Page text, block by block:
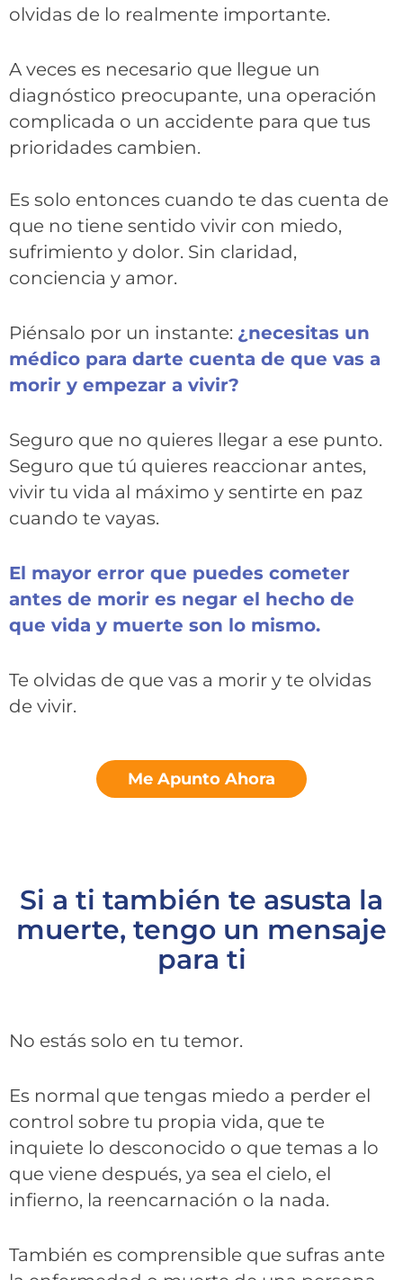
olvidas de lo realmente importante.
A veces es necesario que llegue un
diagnóstico preocupante, una operación
complicada o un accidente para que tus
prioridades cambien.
Es solo entonces cuando te das cuenta de
que no tiene sentido vivir con miedo,
sufrimiento y dolor. Sin claridad,
conciencia y amor.
Piénsalo por un instante: ¿necesitas un
médico para darte cuenta de que vas a
morir y empezar a vivir?
Seguro que no quieres llegar a ese punto.
Seguro que tú quieres reaccionar antes,
vivir tu vida al máximo y sentirte en paz
cuando te vayas.
El mayor error que puedes cometer
antes de morir es negar el hecho de
que vida y muerte son lo mismo.
Te olvidas de que vas a morir y te olvidas
de vivir.
Me Apunto Ahora
Si a ti también te asusta la
muerte, tengo un mensaje
para ti
No estás solo en tu temor.
Es normal que tengas miedo a perder el
control sobre tu propia vida, que te
inquiete lo desconocido o que temas a lo
que viene después, ya sea el cielo, el
infierno, la reencarnación o la nada.
También es comprensible que sufras ante